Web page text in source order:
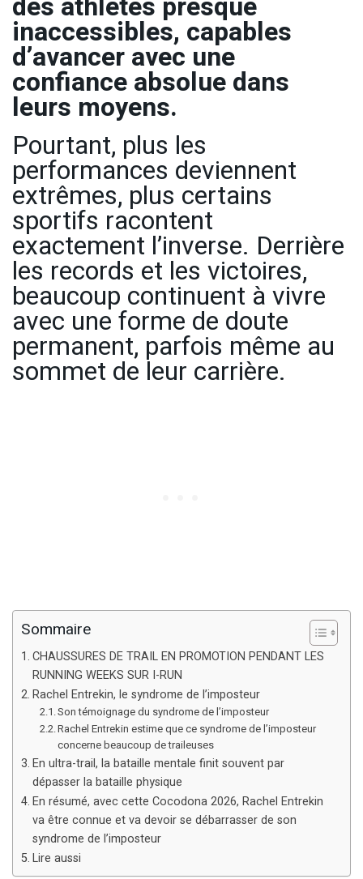
inaccessibles, capables
d’avancer avec une
confiance absolue dans
leurs moyens.
Pourtant, plus les
performances deviennent
extrêmes, plus certains
sportifs racontent
exactement l’inverse. Derrière
les records et les victoires,
beaucoup continuent à vivre
avec une forme de doute
permanent, parfois même au
sommet de leur carrière.
Sommaire
CHAUSSURES DE TRAIL EN PROMOTION PENDANT LES
RUNNING WEEKS SUR I-RUN
Rachel Entrekin, le syndrome de l’imposteur
Son témoignage du syndrome de l’imposteur
Rachel Entrekin estime que ce syndrome de l’imposteur
concerne beaucoup de traileuses
En ultra-trail, la bataille mentale finit souvent par
dépasser la bataille physique
En résumé, avec cette Cocodona 2026, Rachel Entrekin
va être connue et va devoir se débarrasser de son
syndrome de l’imposteur
Lire aussi